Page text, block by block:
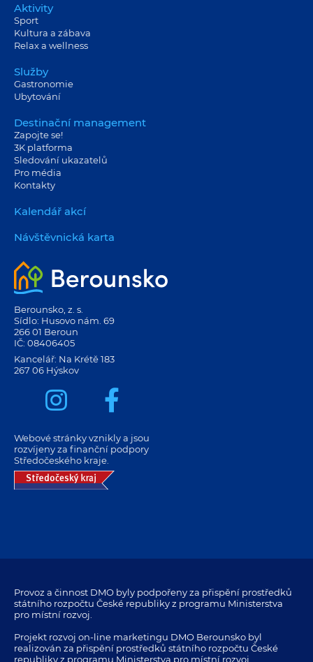
Aktivity
Sport
Kultura a zábava
Relax a wellness
Služby
Gastronomie
Ubytování
Destinační management
Zapojte se!
3K platforma
Sledování ukazatelů
Pro média
Kontakty
Kalendář akcí
Návštěvnická karta
Berounsko, z. s.
Sídlo: Husovo nám. 69
266 01 Beroun
IČ: 08406405
Kancelář: Na Krétě 183
267 06 Hýskov
Webové stránky vznikly a jsou
rozvíjeny za finanční podpory
Středočeského kraje.
Provoz a činnost DMO byly podpořeny za přispění prostředků
státního rozpočtu České republiky z programu Ministerstva
pro místní rozvoj.
Projekt rozvoj on-line marketingu DMO Berounsko byl
realizován za přispění prostředků státního rozpočtu České
republiky z programu Ministerstva pro místní rozvoj.